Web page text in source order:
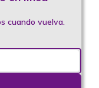
cuando vuelva.